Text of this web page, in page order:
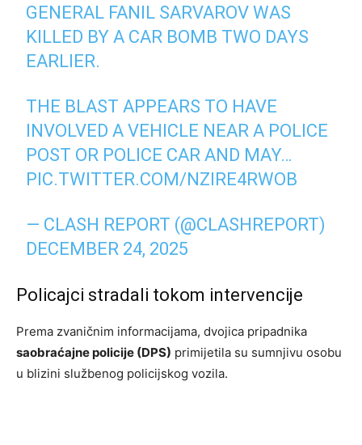
GENERAL FANIL SARVAROV WAS
KILLED BY A CAR BOMB TWO DAYS
EARLIER.
THE BLAST APPEARS TO HAVE
INVOLVED A VEHICLE NEAR A POLICE
POST OR POLICE CAR AND MAY…
PIC.TWITTER.COM/NZIRE4RWOB
— CLASH REPORT (@CLASHREPORT)
DECEMBER 24, 2025
Policajci stradali tokom intervencije
Prema zvaničnim informacijama, dvojica pripadnika
saobraćajne policije (DPS) primijetila su sumnjivu osobu
u blizini službenog policijskog vozila.